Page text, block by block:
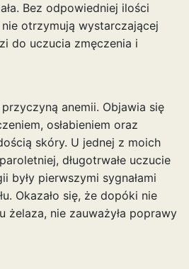
Bez odpowiedniej ilości
otrzymują wystarczającej
do uczucia zmęczenia i
anemii. Objawia się
osłabieniem oraz
skóry. U jednej z moich
długotrwałe uczucie
były pierwszymi sygnałami
Okazało się, że dopóki nie
żelaza, nie zauważyła poprawy